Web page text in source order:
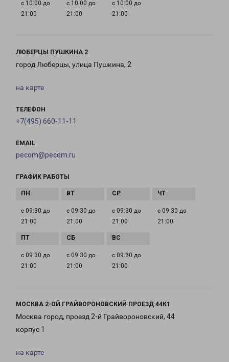
с 10:00 до
21:00
с 10:00 до
21:00
с 10:00 до
21:00
ЛЮБЕРЦЫ ПУШКИНА 2
город Люберцы, улица Пушкина, 2
на карте
ТЕЛЕФОН
+7(495) 660-11-11
EMAIL
pecom@pecom.ru
ГРАФИК РАБОТЫ
с 09:30 до
21:00
с 09:30 до
21:00
с 09:30 до
21:00
с 09:30 до
21:00
с 09:30 до
21:00
с 09:30 до
21:00
с 09:30 до
21:00
МОСКВА 2-ОЙ ГРАЙВОРОНОВСКИЙ ПРОЕЗД 44К1
Москва город, проезд 2-й Грайвороновский, 44
корпус 1
на карте